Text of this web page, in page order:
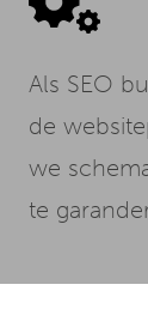
Als SEO
de
we
te